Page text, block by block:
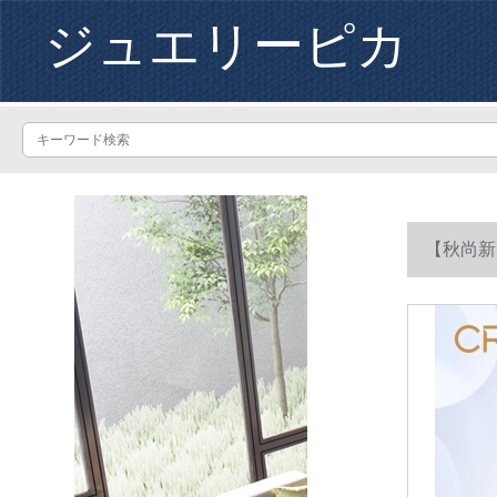
ジュエリーピカ
【秋尚
には、女